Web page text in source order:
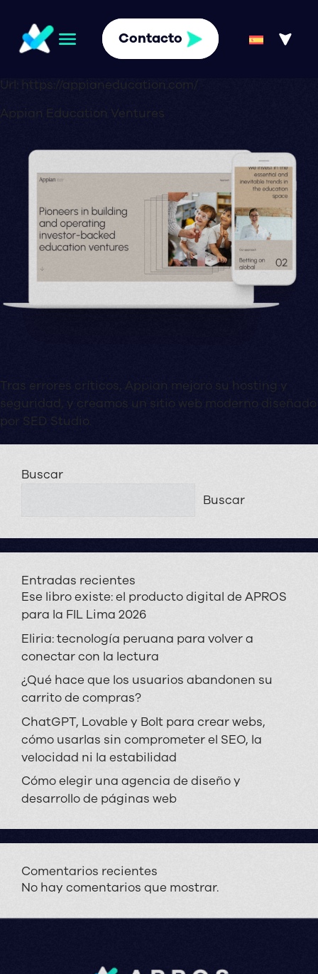
Contacto
Url:
https://appianeducation.com/
Appian Education Ventures
Tras errores críticos, Appian mejoró su hosting y
seguridad, y creamos un sitio web moderno diseñado
por SED Studio.
Buscar
Buscar
Entradas recientes
Ese libro existe: el producto digital de APROS
para la FIL Lima 2026
Eliria: tecnología peruana para volver a
conectar con la lectura
¿Qué hace que los usuarios abandonen su
carrito de compras?
ChatGPT, Lovable y Bolt para crear webs,
cómo usarlas sin comprometer el SEO, la
velocidad ni la estabilidad
Cómo elegir una agencia de diseño y
desarrollo de páginas web
Comentarios recientes
No hay comentarios que mostrar.